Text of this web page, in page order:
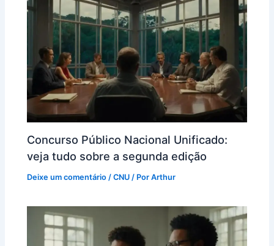
Concurso Público Nacional Unificado:
veja tudo sobre a segunda edição
Deixe um comentário /CNU / PorArthur